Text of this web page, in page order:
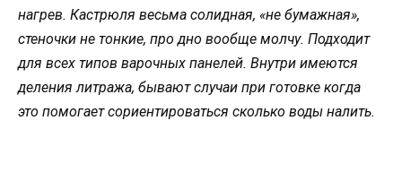
нагрев. Кастрюля весьма солидная, «не бумажная»,
стеночки не тонкие, про дно вообще молчу. Подходит
для всех типов варочных панелей. Внутри имеются
деления литража, бывают случаи при готовке когда
это помогает сориентироваться сколько воды налить.